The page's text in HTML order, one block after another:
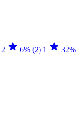
2 6% (2) 1
32%